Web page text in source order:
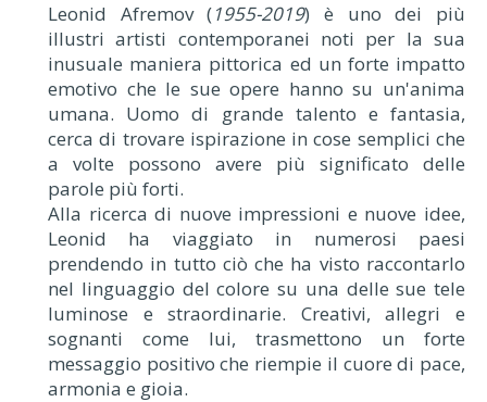
Leonid Afremov (1955-2019) è uno dei più
illustri artisti contemporanei noti per la sua
inusuale maniera pittorica ed un forte impatto
emotivo che le sue opere hanno su un'anima
umana. Uomo di grande talento e fantasia,
cerca di trovare ispirazione in cose semplici che
a volte possono avere più significato delle
parole più forti.
Alla ricerca di nuove impressioni e nuove idee,
Leonid ha viaggiato in numerosi paesi
prendendo in tutto ciò che ha visto raccontarlo
nel linguaggio del colore su una delle sue tele
luminose e straordinarie. Creativi, allegri e
sognanti come lui, trasmettono un forte
messaggio positivo che riempie il cuore di pace,
armonia e gioia.